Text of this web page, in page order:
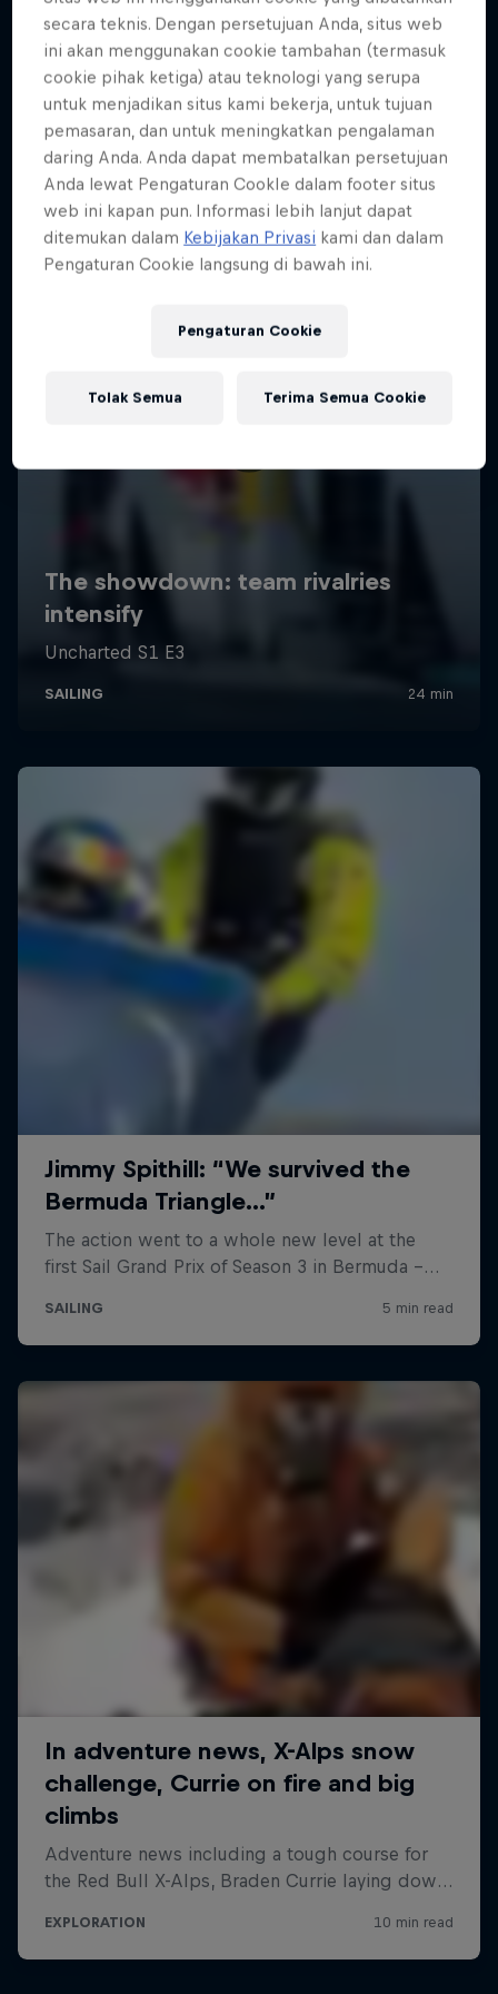
SAILING
Jimmy Spithill's SailGP journey
1 Season · 3 episodes
SAILING
secara teknis. Dengan persetujuan Anda, situs web
ini akan menggunakan cookie tambahan (termasuk
cookie pihak ketiga) atau teknologi yang serupa
untuk menjadikan situs kami bekerja, untuk tujuan
pemasaran, dan untuk meningkatkan pengalaman
daring Anda. Anda dapat membatalkan persetujuan
Anda lewat Pengaturan CookIe dalam footer situs
web ini kapan pun. Informasi lebih lanjut dapat
ditemukan dalam Kebijakan Privasi kami dan dalam
Pengaturan Cookie langsung di bawah ini.
Pengaturan Cookie
Tolak Semua Terima Semua Cookie